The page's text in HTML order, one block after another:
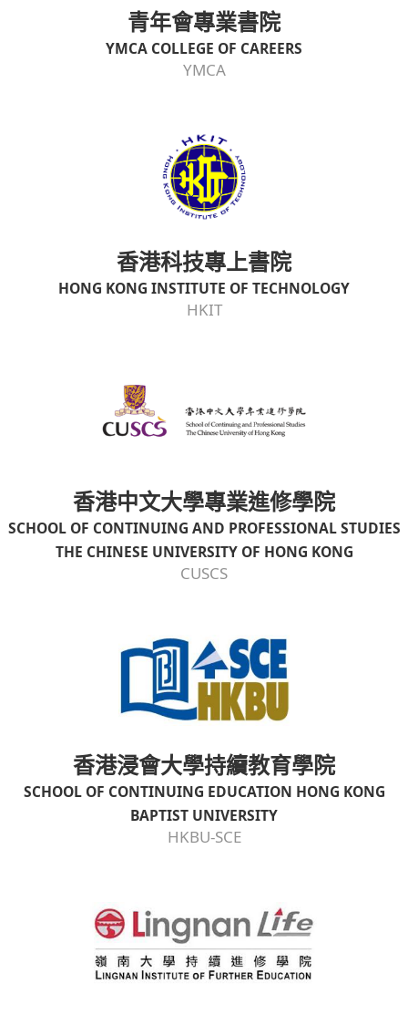
青年會專業書院
YMCA COLLEGE OF CAREERS
YMCA
香港科技專上書院
HONG KONG INSTITUTE OF TECHNOLOGY
HKIT
香港中文大學專業進修學院
SCHOOL OF CONTINUING AND PROFESSIONAL STUDIES
THE CHINESE UNIVERSITY OF HONG KONG
CUSCS
香港浸會大學持續教育學院
SCHOOL OF CONTINUING EDUCATION HONG KONG
BAPTIST UNIVERSITY
HKBU-SCE